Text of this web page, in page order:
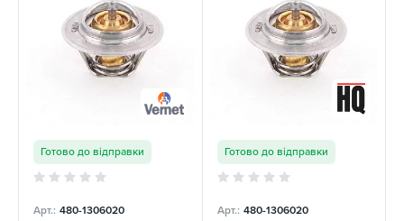
Готово до відправки
Арт.: 480-1306020
Готово до відправки
Арт.: 480-1306020